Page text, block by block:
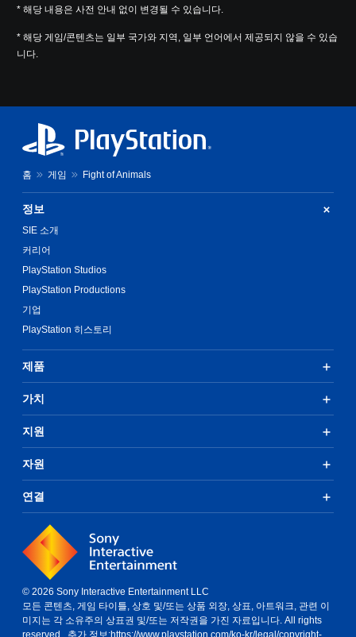
* 해당 내용은 사전 안내 없이 변경될 수 있습니다.
* 해당 게임/콘텐츠는 일부 국가와 지역, 일부 언어에서 제공되지 않을 수 있습
니다.
홈 게임 Fight of Animals
정보
SIE 소개
커리어
PlayStation Studios
PlayStation Productions
기업
PlayStation 히스토리
제품
가치
지원
자원
연결
© 2026 Sony Interactive Entertainment LLC
모든 콘텐츠, 게임 타이틀, 상호 및/또는 상품 외장, 상표, 아트워크, 관련 이
미지는 각 소유주의 상표권 및/또는 저작권을 가진 자료입니다. All rights
reserved. 추가 정보:https://www.playstation.com/ko-kr/legal/copyright-